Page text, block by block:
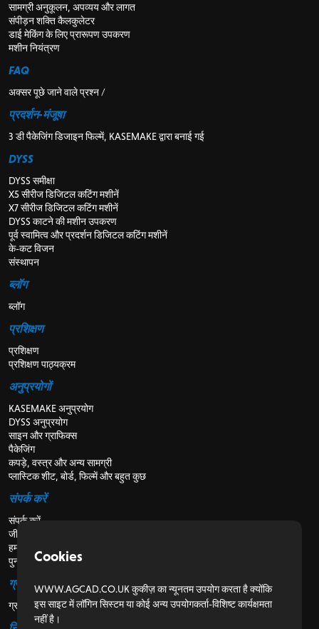
सामग्री अनुकूलन, अपव्यय और लागत
संपीड़न शक्ति कैलकुलेटर
डाई मेकिंग के लिए प्रारूपण उपकरण
मशीन नियंत्रण
FAQ
अक्सर पूछे जाने वाले प्रश्न /
प्रदर्शन-मंजूषा
3 डी पैकेजिंग डिजाइन फिल्में, KASEMAKE द्वारा बनाई गई
DYSS
DYSS समीक्षा
X5 सीरीज डिजिटल कटिंग मशीनें
X7 सीरीज डिजिटल कटिंग मशीनें
DYSS काटने की मशीन उपकरण
पूर्व स्वामित्व और प्रदर्शन डिजिटल कटिंग मशीनें
के-कट विजन
संस्थापन
ब्लॉग
ब्लॉग
प्रशिक्षण
प्रशिक्षण
प्रशिक्षण पाठ्यक्रम
अनुप्रयोगों
KASEMAKE अनुप्रयोग
DYSS अनुप्रयोग
साइन और ग्राफिक्स
पैकेजिंग
कपड़े, वस्त्र और अन्य सामग्री
प्लास्टिक शीट, बोर्ड, फिल्में और बहुत कुछ
संपर्क करें
संपर्क करें
जीविका
हमारे बारे में
पुनर्विक्रेताओं के लिए
ग्राहकों के लिए
ग्राहक पोर्टल
Cookies
WWW.AGCAD.CO.UK कुकीज़ का न्यूनतम उपयोग करता है क्योंकि
इस साइट में लॉगिन सिस्टम या कोई अन्य उपयोगकर्ता-विशिष्ट कार्यक्षमता
नहीं है।